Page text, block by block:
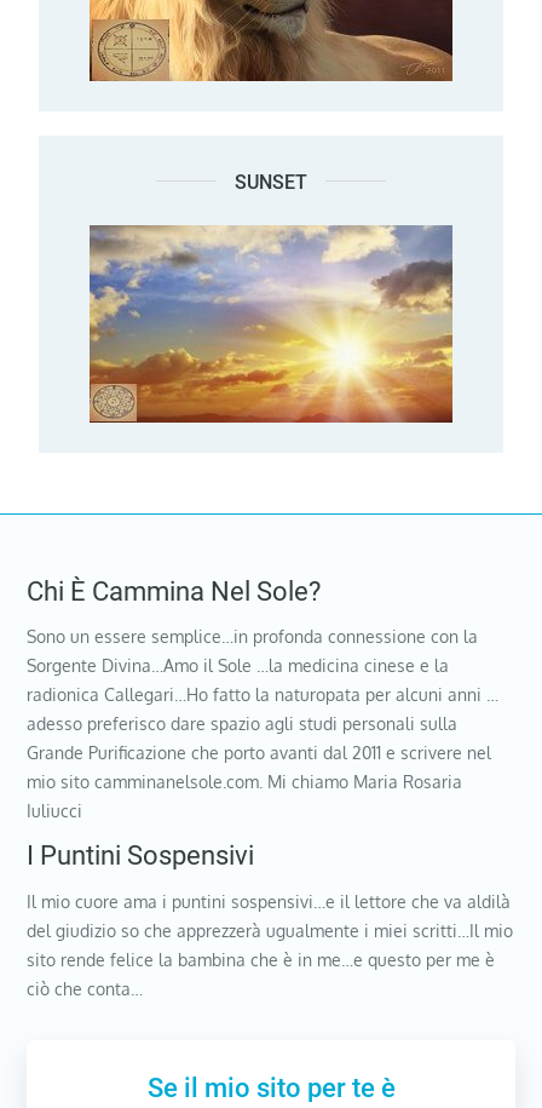
SUNSET
Chi È Cammina Nel Sole?
Sono un essere semplice…in profonda connessione con la
Sorgente Divina…Amo il Sole …la medicina cinese e la
radionica Callegari…Ho fatto la naturopata per alcuni anni …
adesso preferisco dare spazio agli studi personali sulla
Grande Purificazione che porto avanti dal 2011 e scrivere nel
mio sito camminanelsole.com. Mi chiamo Maria Rosaria
Iuliucci
I Puntini Sospensivi
Il mio cuore ama i puntini sospensivi…e il lettore che va aldilà
del giudizio so che apprezzerà ugualmente i miei scritti…Il mio
sito rende felice la bambina che è in me…e questo per me è
ciò che conta…
Se il mio sito per te è